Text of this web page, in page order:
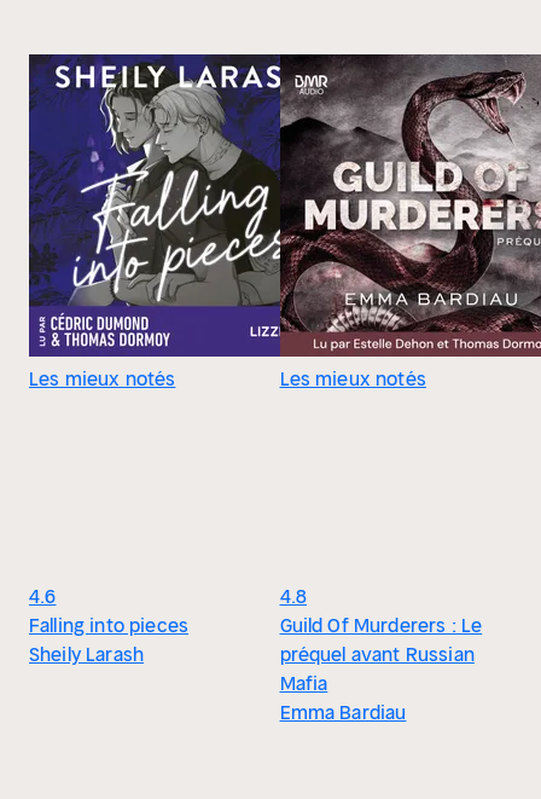
Les mieux notés
4.6
Falling into pieces
Sheily Larash
Les mieux notés
4.8
Guild Of Murderers : Le
préquel avant Russian
Mafia
Emma Bardiau